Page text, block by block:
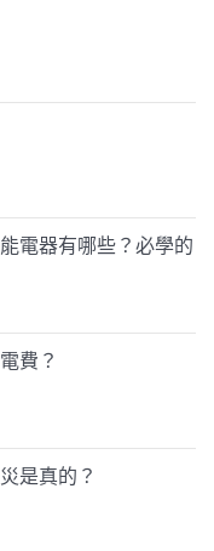
電器有哪些？必學的
費？
是真的？